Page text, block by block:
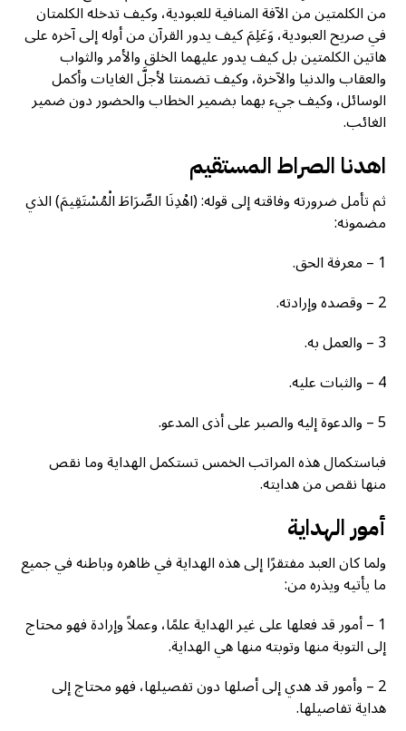
من الكلمتين من الآفة المنافية للعبودية، وكيف تدخله الكلمتان
في صريح العبودية، وَعَلِمَ كيف يدور القرآن من أوله إلى آخره على
هاتين الكلمتين بل كيف يدور عليهما الخلق والأمر والثواب
والعقاب والدنيا والآخرة، وكيف تضمنتا لأجلَّ الغايات وأكمل
الوسائل، وكيف جيء بهما بضمير الخطاب والحضور دون ضمير
الغائب.
اهدنا الصراط المستقيم
ثم تأمل ضرورته وفاقته إلى قوله: (اهْدِنَا الصِّرَاطَ الْمُسْتَقِيمَ) الذي
مضمونه:
1 – معرفة الحق.
2 – وقصده وإرادته.
3 – والعمل به.
4 – والثبات عليه.
5 – والدعوة إليه والصبر على أذى المدعو.
فباستكمال هذه المراتب الخمس تستكمل الهداية وما نقص
منها نقص من هدايته.
أمور الهداية
ولما كان العبد مفتقرًا إلى هذه الهداية في ظاهره وباطنه في جميع
ما يأتيه ويذره من:
1 – أمور قد فعلها على غير الهداية علمًا، وعملاً وإرادة فهو محتاج
إلى التوبة منها وتوبته منها هي الهداية.
2 – وأمور قد هدي إلى أصلها دون تفصيلها، فهو محتاج إلى
هداية تفاصيلها.